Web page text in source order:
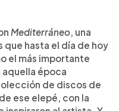
Mediterráneo, una
hasta el día de hoy
el más importante
época
de discos de
ese elepé, con la